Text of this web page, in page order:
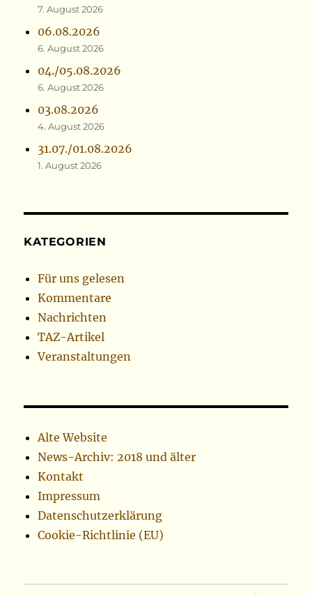
7. August 2026
06.08.2026
6. August 2026
04./05.08.2026
6. August 2026
03.08.2026
4. August 2026
31.07./01.08.2026
1. August 2026
KATEGORIEN
Für uns gelesen
Kommentare
Nachrichten
TAZ-Artikel
Veranstaltungen
Alte Website
News-Archiv: 2018 und älter
Kontakt
Impressum
Datenschutzerklärung
Cookie-Richtlinie (EU)